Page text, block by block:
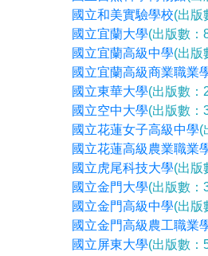
國立和美實驗學校(出版
國立宜蘭大學(出版數：
國立宜蘭高級中學(出版
國立宜蘭高級商業職業
國立東華大學(出版數：
國立空中大學(出版數：
國立花蓮女子高級中學(
國立花蓮高級農業職業
國立虎尾科技大學(出版
國立金門大學(出版數：
國立金門高級中學(出版
國立金門高級農工職業
國立屏東大學(出版數：